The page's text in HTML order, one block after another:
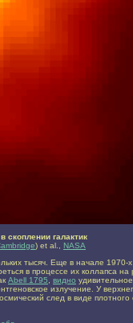
галактик
) et al., NASA
тысяч. Еще в начале
в процессе их коллапса
Abell 1795 видно
излучение. У
след в виде